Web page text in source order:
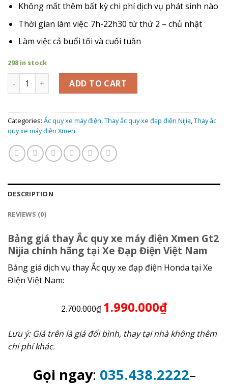
Không mất thêm bất kỳ chi phí dịch vụ phát sinh nào
Thời gian làm việc: 7h-22h30 từ thứ 2 – chủ nhật
Làm việc cả buổi tối và cuối tuần
298 in stock
Giá Thay Ắc Quy xe máy điện Xmen Gt2 Nijia quantity
ADD TO CART
Categories: Ắc quy xe máy điện,Thay ắc quy xe đạp điện Nijia,Thay ắc
quy xe máy điện Xmen
DESCRIPTION
REVIEWS (0)
Bảng giá thay Ắc quy xe máy điện Xmen Gt2
Nijia chính hãng tại Xe Đạp Điện Việt Nam
Bảng giá dịch vụ thay Ắc quy xe đạp điện Honda tại Xe
Điện Việt Nam:
2.700.000₫ 1.990.000₫
Lưu ý: Giá trên là giá đổi bình, thay tại nhà không thêm
chi phí khác.
Gọi ngay: 035.438.2222–